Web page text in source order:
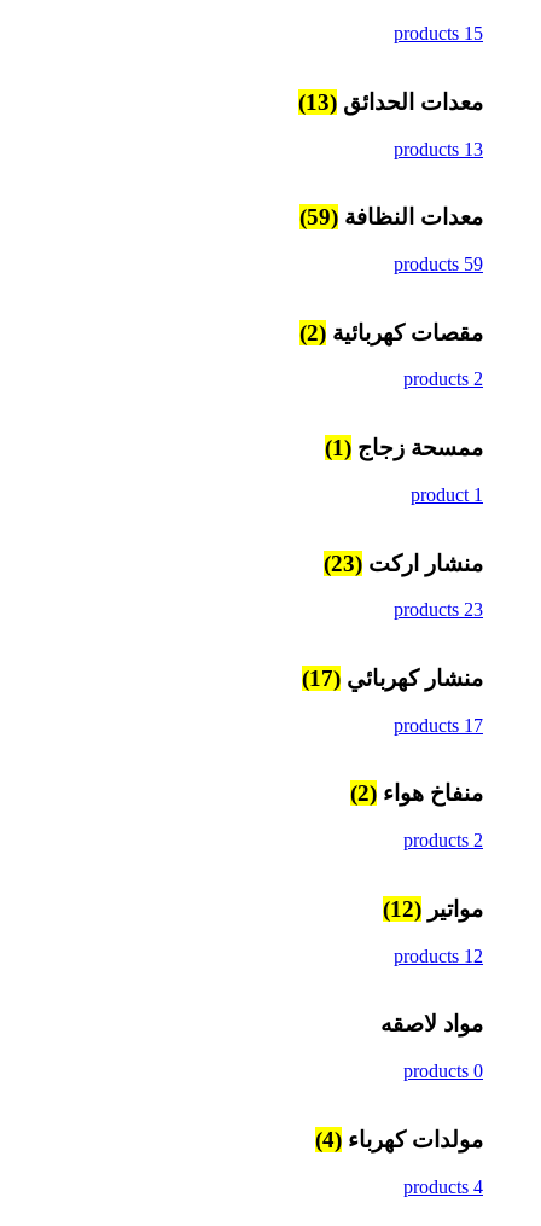
15 products
معدات الحدائق (13)
13 products
معدات النظافة (59)
59 products
مقصات كهربائية (2)
2 products
ممسحة زجاج (1)
1 product
منشار اركت (23)
23 products
منشار كهربائي (17)
17 products
منفاخ هواء (2)
2 products
مواتير (12)
12 products
مواد لاصقه
0 products
مولدات كهرباء (4)
4 products